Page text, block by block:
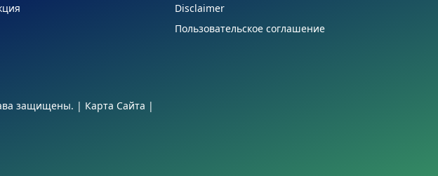
Disclaimer
Пользовательское соглашение
защищены. | Карта Сайта |